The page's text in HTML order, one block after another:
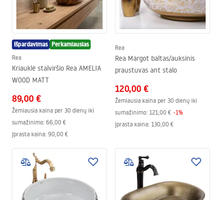
Išpardavimas Perkamiausias
Rea
Kriauklė stalviršio Rea AMELIA
WOOD MATT
89,00 €
Žemiausia kaina per 30 dienų iki
sumažinimo: 66,00 €
Įprasta kaina: 90,00 €
Rea
Rea Margot baltas/auksinis
praustuvas ant stalo
120,00 €
Žemiausia kaina per 30 dienų iki
sumažinimo: 121,00 € -1%
Įprasta kaina: 130,00 €